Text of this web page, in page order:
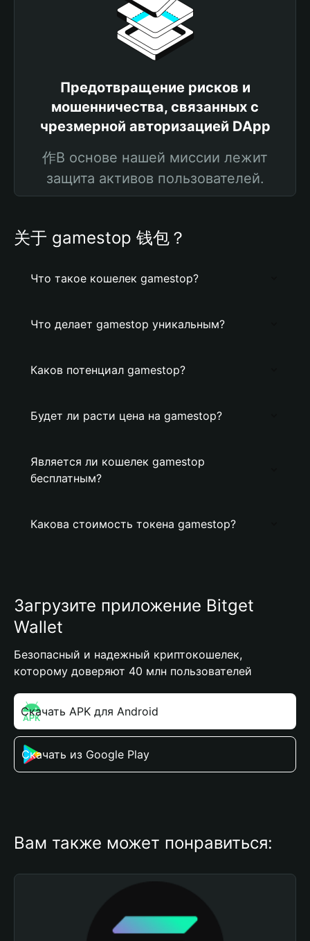
Предотвращение рисков и
мошенничества, связанных с
чрезмерной авторизацией DApp
作В основе нашей миссии лежит
защита активов пользователей.
关于 gamestop 钱包？
Что такое кошелек gamestop?
Что делает gamestop уникальным?
Каков потенциал gamestop?
Будет ли расти цена на gamestop?
Является ли кошелек gamestop
бесплатным?
Какова стоимость токена gamestop?
Загрузите приложение Bitget
Wallet
Безопасный и надежный криптокошелек,
которому доверяют 40 млн пользователей
Скачать APK для Android
Скачать из Google Play
Вам также может понравиться: